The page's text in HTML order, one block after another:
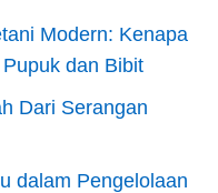
Modern: Kenapa
dan Bibit
Dari Serangan
dalam Pengelolaan